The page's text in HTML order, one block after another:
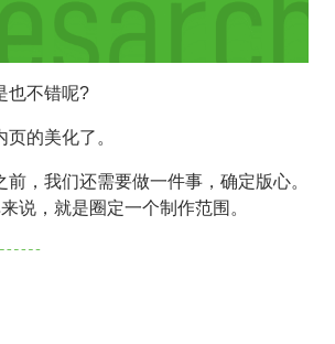
也不错呢?
的美化了。
，我们还需要做一件事，确定版心。
说，就是圈定一个制作范围。